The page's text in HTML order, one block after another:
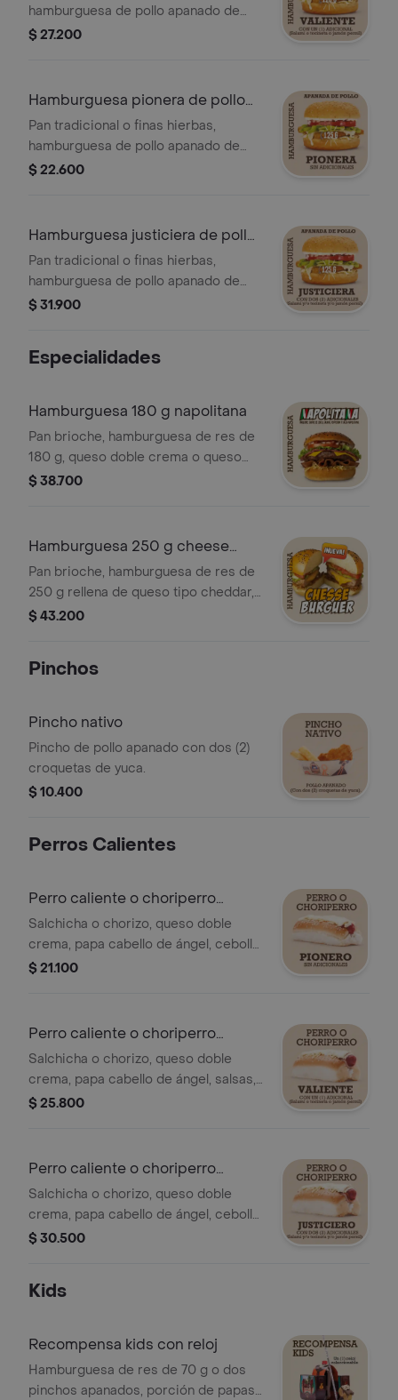
hamburguesa de pollo apanado de
125 g, queso doble crema o queso
jamón pernil.
$ 27.200
Hamburguesa pionera de pollo
apanado
Pan tradicional o finas hierbas,
hamburguesa de pollo apanado de
125 g, queso doble crema o queso
$ 22.600
Hamburguesa justiciera de pollo
apanado
Pan tradicional o finas hierbas,
hamburguesa de pollo apanado de
125g, queso doble crema o queso
y/o jamón pernil.
$ 31.900
Especialidades
Hamburguesa 180 g napolitana
Pan brioche, hamburguesa de res de
180 g, queso doble crema o queso
tipo cheddar, papa cabello de ángel,
$ 38.700
Hamburguesa 250 g cheese
burguer
Pan brioche, hamburguesa de res de
250 g rellena de queso tipo cheddar,
salsas, papa cabello de ángel y
$ 43.200
Pinchos
Pincho nativo
Pincho de pollo apanado con dos (2)
croquetas de yuca.
$ 10.400
Perros Calientes
Perro caliente o choriperro
pionero
Salchicha o chorizo, queso doble
crema, papa cabello de ángel, cebolla
y salsas.
$ 21.100
Perro caliente o choriperro
valiente
Salchicha o chorizo, queso doble
crema, papa cabello de ángel, salsas,
cebolla , salami o tocineta o jamón
$ 25.800
Perro caliente o choriperro
justiciero
Salchicha o chorizo, queso doble
crema, papa cabello de ángel, cebolla,
salsas, salami y/o tocineta y/o jamón
$ 30.500
Kids
Recompensa kids con reloj
Hamburguesa de res de 70 g o dos
pinchos apanados, porción de papas